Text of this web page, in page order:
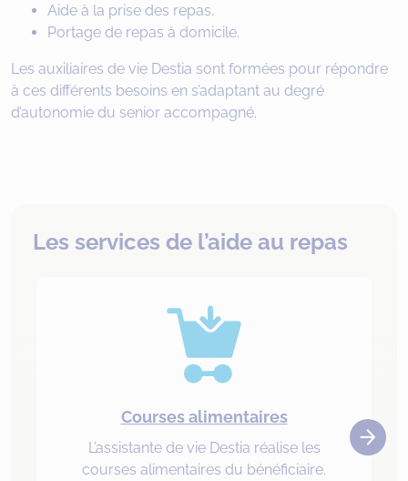
Aide à la prise des repas,
Portage de repas à domicile.
Les auxiliaires de vie Destia sont formées pour répondre
à ces différents besoins en s’adaptant au degré
d’autonomie du senior accompagné.
Les services de l’aide au repas
Courses alimentaires
L’assistante de vie Destia réalise les
courses alimentaires du bénéficiaire.